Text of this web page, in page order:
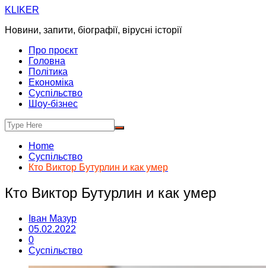
Skip
content
KLIKER
Новини, запити, біографії, вірусні історії
Про проєкт
Головна
Політика
Економіка
Суспільство
Шоу-бізнес
Home
Суспільство
Кто Виктор Бутурлин и как умер
Кто Виктор Бутурлин и как умер
Іван Мазур
05.02.2022
0
Суспільство